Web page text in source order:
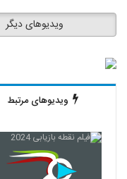
ویدیوهای دیگر
ویدیوهای مرتبط